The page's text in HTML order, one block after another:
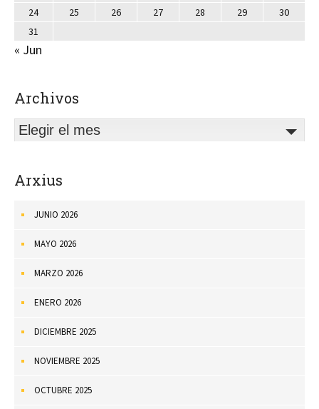
24
25 26 27 28 29
30
31
« Jun
Archivos
Elegir el mes
Arxius
JUNIO 2026
MAYO 2026
MARZO 2026
ENERO 2026
DICIEMBRE 2025
NOVIEMBRE 2025
OCTUBRE 2025